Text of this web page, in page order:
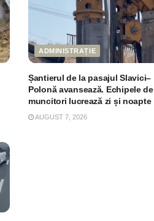
ADMINISTRAȚIE
Șantierul de la pasajul Slavici–
Polonă avansează. Echipele de
muncitori lucrează zi și noapte
AUGUST 7, 2026